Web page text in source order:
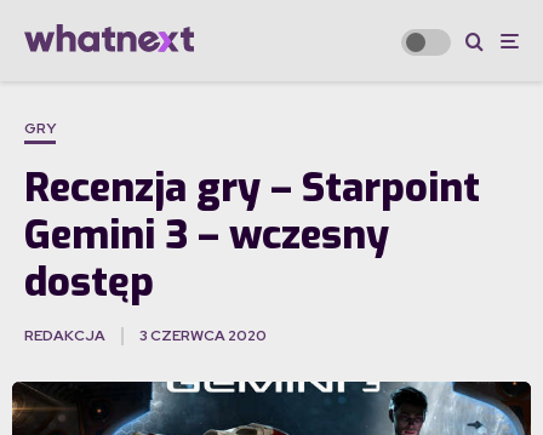
GRY
Recenzja gry – Starpoint
Gemini 3 – wczesny
dostęp
REDAKCJA 3 CZERWCA 2020